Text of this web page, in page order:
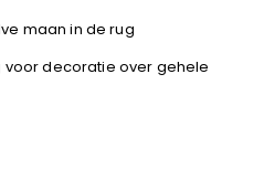
maan in de rug
voor decoratie over gehele